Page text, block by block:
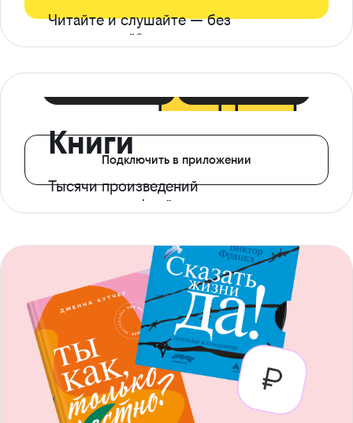
Читайте и слушайте — без
ограничений*
Книги
Тысячи произведений
с доступом офлайн
Подключить в приложении